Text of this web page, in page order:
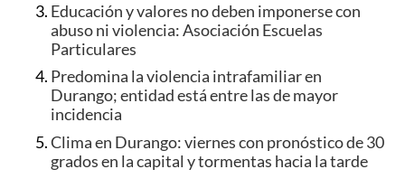
Educación y valores no deben imponerse con
abuso ni violencia: Asociación Escuelas
Particulares
Predomina la violencia intrafamiliar en
Durango; entidad está entre las de mayor
incidencia
Clima en Durango: viernes con pronóstico de 30
grados en la capital y tormentas hacia la tarde